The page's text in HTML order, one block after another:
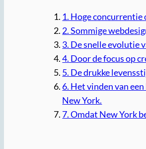
1. Hoge
2. Sommige
3. De snelle evolutie
4. Door de focus op
5. De drukke
6. Het vinden van
New York.
7. Omdat New York